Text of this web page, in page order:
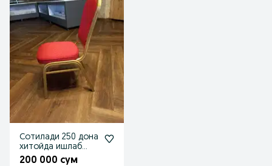
Сотилади 250 дона
хитойда ишлаб
чикарилган
200 000 сум